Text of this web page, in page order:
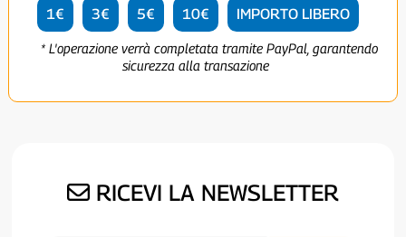
1€ 3€ 5€ 10€ IMPORTO LIBERO
* L'operazione verrà completata tramite PayPal, garantendo
sicurezza alla transazione
RICEVI LA NEWSLETTER